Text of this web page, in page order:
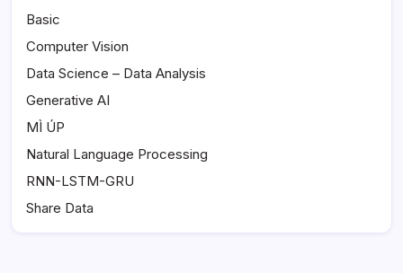
Basic
Computer Vision
Data Science – Data Analysis
Generative AI
MÌ ÚP
Natural Language Processing
RNN-LSTM-GRU
Share Data